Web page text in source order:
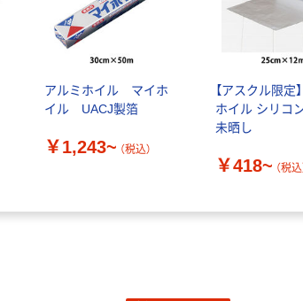
アルミホイル マイホ
イル UACJ製箔
￥1,243~ （税込）
【アスクル限定
ホイル シリコ
未晒し
￥418~ （税込